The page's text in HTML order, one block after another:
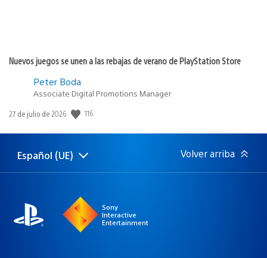
Nuevos juegos se unen a las rebajas de verano de PlayStation Store
Peter Boda
Associate Digital Promotions Manager
Fecha
publicación:
27 de julio de 2026 116
Selecciona
Región
Español (UE) Volver arriba
Sony
Interactive
Entertainment